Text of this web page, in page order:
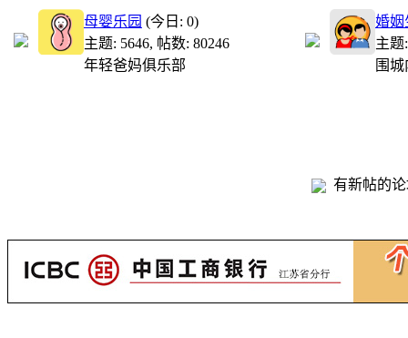
母婴乐园 (今日: 0)
主题: 5646, 帖数: 80246
年轻爸妈俱乐部
婚姻
主题
围
有新帖